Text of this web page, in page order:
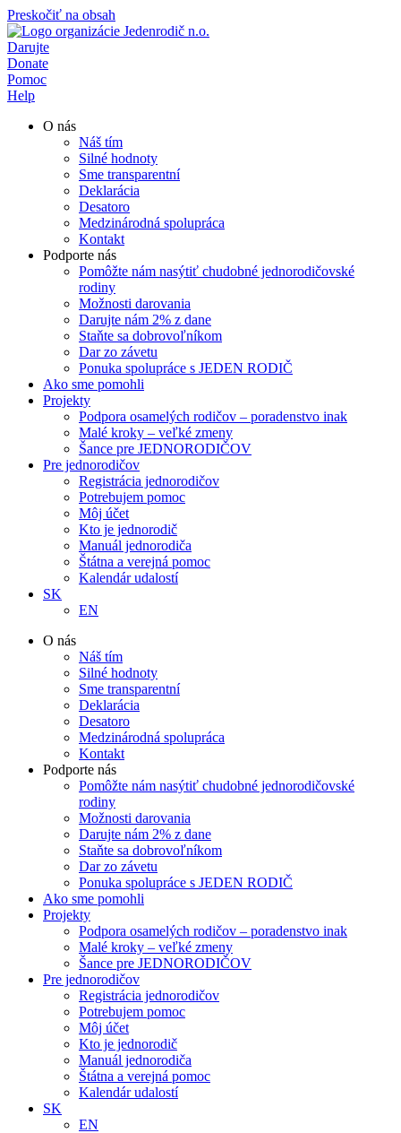
Preskočiť na obsah
Darujte
Donate
Pomoc
Help
O nás
Náš tím
Silné hodnoty
Sme transparentní
Deklarácia
Desatoro
Medzinárodná spolupráca
Kontakt
Podporte nás
Pomôžte nám nasýtiť chudobné jednorodičovské
rodiny
Možnosti darovania
Darujte nám 2% z dane
Staňte sa dobrovoľníkom
Dar zo závetu
Ponuka spolupráce s JEDEN RODIČ
Ako sme pomohli
Projekty
Podpora osamelých rodičov – poradenstvo inak
Malé kroky – veľké zmeny
Šance pre JEDNORODIČOV
Pre jednorodičov
Registrácia jednorodičov
Potrebujem pomoc
Môj účet
Kto je jednorodič
Manuál jednorodiča
Štátna a verejná pomoc
Kalendár udalostí
SK
EN
O nás
Náš tím
Silné hodnoty
Sme transparentní
Deklarácia
Desatoro
Medzinárodná spolupráca
Kontakt
Podporte nás
Pomôžte nám nasýtiť chudobné jednorodičovské
rodiny
Možnosti darovania
Darujte nám 2% z dane
Staňte sa dobrovoľníkom
Dar zo závetu
Ponuka spolupráce s JEDEN RODIČ
Ako sme pomohli
Projekty
Podpora osamelých rodičov – poradenstvo inak
Malé kroky – veľké zmeny
Šance pre JEDNORODIČOV
Pre jednorodičov
Registrácia jednorodičov
Potrebujem pomoc
Môj účet
Kto je jednorodič
Manuál jednorodiča
Štátna a verejná pomoc
Kalendár udalostí
SK
EN